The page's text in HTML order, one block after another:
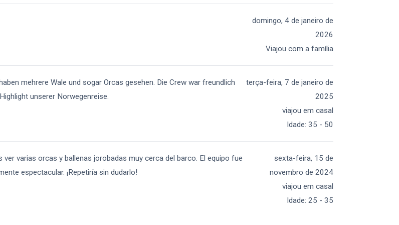
domingo, 4 de janeiro de
2026
Viajou com a família
mehrere Wale und sogar Orcas gesehen. Die Crew war freundlich
unserer Norwegenreise.
terça-feira, 7 de janeiro de
2025
viajou em casal
Idade: 35 - 50
ver varias orcas y ballenas jorobadas muy cerca del barco. El equipo fue
espectacular. ¡Repetiría sin dudarlo!
sexta-feira, 15 de
novembro de 2024
viajou em casal
Idade: 25 - 35